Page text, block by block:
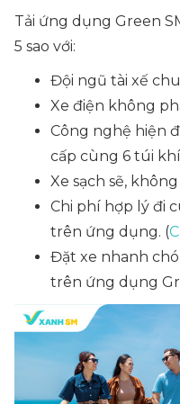
Tải ứng dụng Green
5 sao với:
Đội ngũ tài xế
Xe điện không
Công nghệ hiện
cấp cùng 6 túi
Xe sạch sẽ,
Chi phí hợp lý đi
trên ứng dụng. (
Đặt xe nhanh
trên ứng dụng